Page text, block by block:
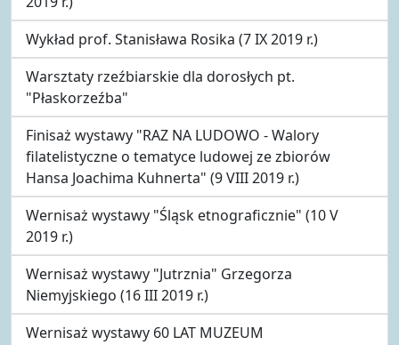
Wykład prof. Stanisława Rosika (7 IX 2019 r.)
Warsztaty rzeźbiarskie dla dorosłych pt.
"Płaskorzeźba"
Finisaż wystawy "RAZ NA LUDOWO - Walory
filatelistyczne o tematyce ludowej ze zbiorów
Hansa Joachima Kuhnerta" (9 VIII 2019 r.)
Wernisaż wystawy "Śląsk etnograficznie" (10 V
2019 r.)
Wernisaż wystawy "Jutrznia" Grzegorza
Niemyjskiego (16 III 2019 r.)
Wernisaż wystawy 60 LAT MUZEUM